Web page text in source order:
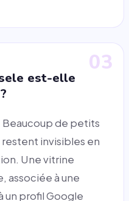
03
est-elle
Beaucoup de petits
invisibles en
Une vitrine
associée à une
un profil Google